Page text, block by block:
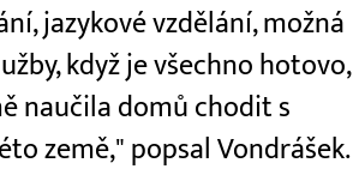
jazykové vzdělání, možná
když je všechno hotovo,
naučila domů chodit s
země," popsal Vondrášek.